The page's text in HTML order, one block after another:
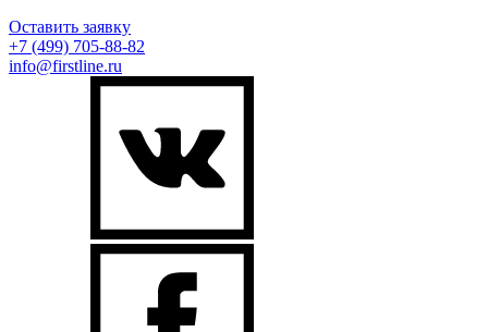
Оставить заявку
+7 (499) 705-88-82
info@firstline.ru